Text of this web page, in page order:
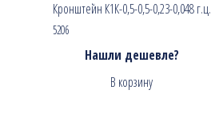
Кронштейн К1К-0,5-0,5-0,23-0,048 г.ц.
5206
Нашли дешевле?
В корзину